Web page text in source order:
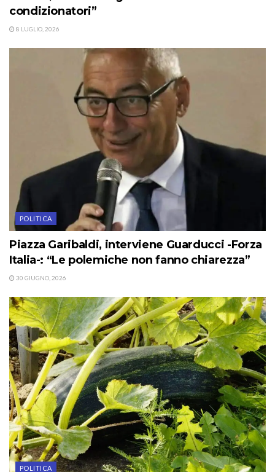
condizionatori”
8 LUGLIO, 2026
POLITICA
Piazza Garibaldi, interviene Guarducci -Forza
Italia-: “Le polemiche non fanno chiarezza”
30 GIUGNO, 2026
POLITICA